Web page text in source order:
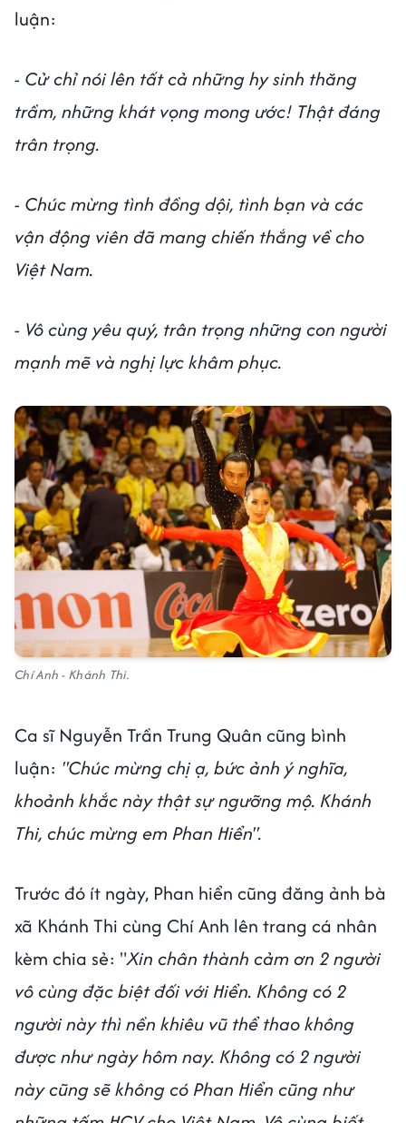
luận:
- Cử chỉ nói lên tất cả những hy sinh thăng
trầm, những khát vọng mong ước! Thật đáng
trân trọng.
- Chúc mừng tình đồng dội, tình bạn và các
vận động viên đã mang chiến thắng về cho
Việt Nam.
- Vô cùng yêu quý, trân trọng những con người
mạnh mẽ và nghị lực khâm phục.
Chí Anh - Khánh Thi.
Ca sĩ Nguyễn Trần Trung Quân cũng bình
luận: "Chúc mừng chị ạ, bức ảnh ý nghĩa,
khoảnh khắc này thật sự ngưỡng mộ. Khánh
Thi, chúc mừng em Phan Hiển".
Trước đó ít ngày, Phan hiển cũng đăng ảnh bà
xã Khánh Thi cùng Chí Anh lên trang cá nhân
kèm chia sẻ: "Xin chân thành cảm ơn 2 người
vô cùng đặc biệt đối với Hiển. Không có 2
người này thì nền khiêu vũ thể thao không
được như ngày hôm nay. Không có 2 người
này cũng sẽ không có Phan Hiển cũng như